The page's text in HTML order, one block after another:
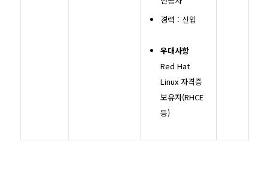
경력 : 신입
우대사항
Red Hat
Linux 자격증
보유자(RHCE
등)